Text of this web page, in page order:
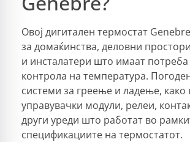
Овој дигитален термостат
за домаќинства, деловни
и инсталатери што имаат
контрола на температура.
системи за греење и ладење, како
управувачки модули, релеи,
други уреди што работат во
спецификациите на термостатот.